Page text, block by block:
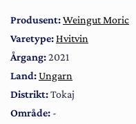
Produsent:Weingut Moric
Varetype:Hvitvin
Årgang:2021
Land:Ungarn
Distrikt:Tokaj
Område: -